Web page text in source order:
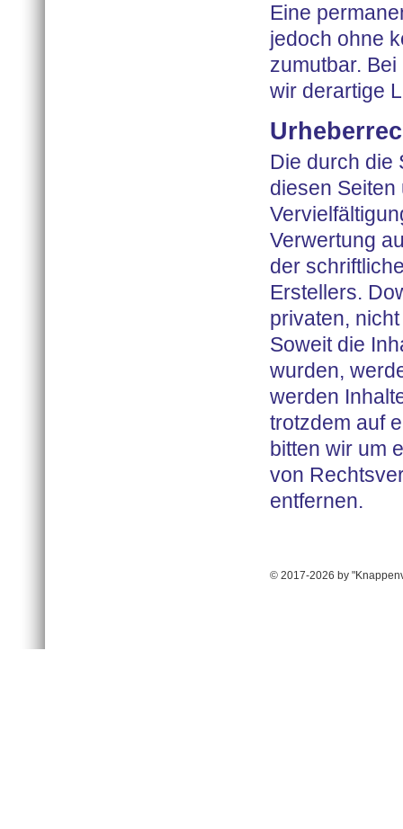
Eine
jedoch ohne
zumutbar.
wir derartige
Die durch die
diesen
Verwertung
der
Erstellers.
privaten,
Soweit die
wurden,
werden
trotzdem auf
bitten wir um
von
entfernen.
© 2017-2026 by